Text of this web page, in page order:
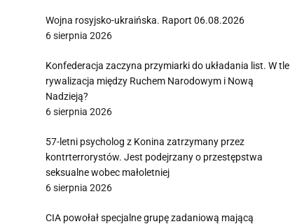
Wojna rosyjsko-ukraińska. Raport 06.08.2026
6 sierpnia 2026
Konfederacja zaczyna przymiarki do układania list. W tle
rywalizacja między Ruchem Narodowym i Nową
Nadzieją?
6 sierpnia 2026
57-letni psycholog z Konina zatrzymany przez
kontrterrorystów. Jest podejrzany o przestępstwa
seksualne wobec małoletniej
6 sierpnia 2026
CIA powołał specjalne grupę zadaniową mającą